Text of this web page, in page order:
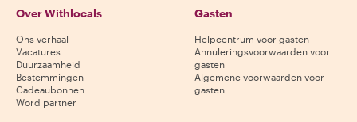
Over Withlocals
Ons verhaal
Vacatures
Duurzaamheid
Bestemmingen
Cadeaubonnen
Word partner
Gasten
Helpcentrum voor gasten
Annuleringsvoorwaarden voor
gasten
Algemene voorwaarden voor
gasten